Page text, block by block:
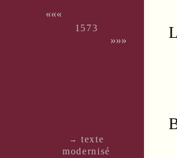
«««
1573
»»»
→ texte
moder­nisé
L